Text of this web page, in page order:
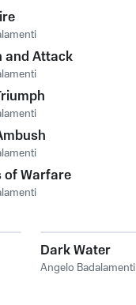
and Attack
of Warfare
Dark Water
Angelo Badalamenti